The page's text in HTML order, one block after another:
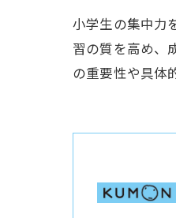
小学生の集中力
習の質を高め、
の重要性や具体